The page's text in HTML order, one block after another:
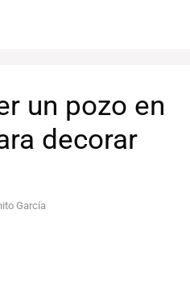
un pozo en
decorar
García